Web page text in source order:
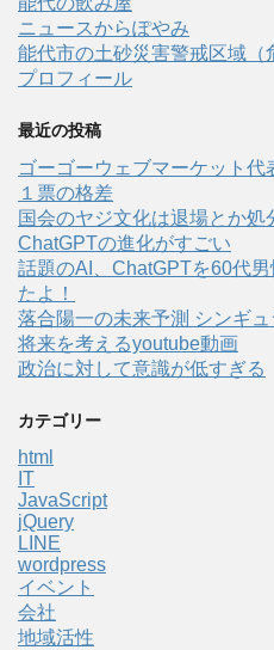
ニュースからぽやみ
能代市の土砂災害警戒区域（
プロフィール
最近の投稿
ゴーゴーウェブマーケット代
１票の格差
国会のヤジ文化は退場とか処
ChatGPTの進化がすごい
話題のAI、ChatGPTを60代
たよ！
落合陽一の未来予測 シンギ
将来を考えるyoutube動画
政治に対して意識が低すぎる
カテゴリー
html
IT
JavaScript
jQuery
LINE
wordpress
イベント
会社
地域活性